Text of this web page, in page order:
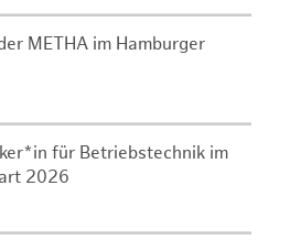
METHA im Hamburger
für Betriebstechnik im
2026